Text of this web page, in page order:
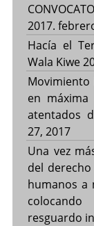
2017.
Hacía el
Wala Kiwe
Movimiento
en
atentados
27, 2017
Una vez
del
humanos a
resguardo